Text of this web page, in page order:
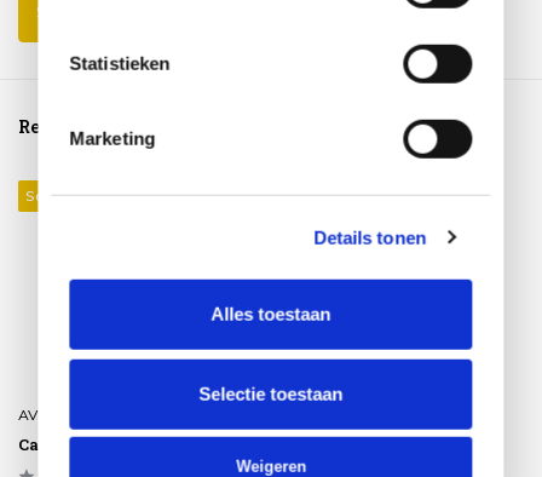
Statistieken
Marketing
Details tonen
Alles toestaan
Selectie toestaan
Weigeren
Schrijf je eigen review
Reeds bekeken
Sale 22%
AVH-Collectie
Calpa krukje rope